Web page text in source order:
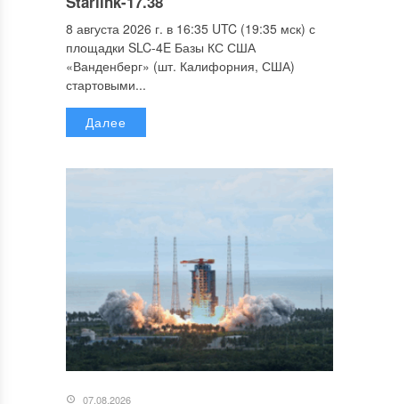
8 августа 2026 г. в 16:35 UTC (19:35 мск) с
площадки SLC-4E Базы КС США
«Ванденберг» (шт. Калифорния, США)
стартовыми...
Далее
07.08.2026